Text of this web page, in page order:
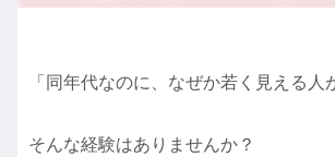
「同年代なのに、なぜか若く見える人
そんな経験はありませんか？